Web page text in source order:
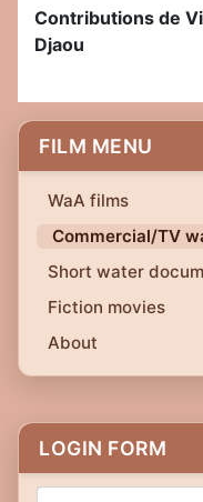
FILM MENU
WaA films
Commercial/TV
Short water
Fiction movies
About
LOGIN FORM
Contributions de
Djaou